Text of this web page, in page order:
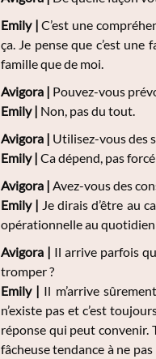
Emily| C’est une
ça. Je pense que c’est
famille que de moi.
Avigora | Pouvez-vous
Emily | Non, pas du tout.
Avigora | Utilisez-vous des
Emily| Ca dépend, pas
Avigora | Avez-vous des
Emily| Je dirais d’être au
opérationnelle au
Avigora | Il arrive parfois
tromper ?
Emily| Il m’arrive
n’existe pas et c’est
réponse qui peut convenir.
fâcheuse tendance à ne